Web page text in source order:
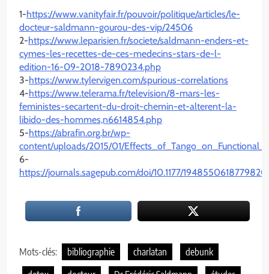
1-https://www.vanityfair.fr/pouvoir/politique/articles/le-
docteur-saldmann-gourou-des-vip/24506
2-https://www.leparisien.fr/societe/saldmann-enders-et-
cymes-les-recettes-de-ces-medecins-stars-de-l-
edition-16-09-2018-7890234.php
3-https://www.tylervigen.com/spurious-correlations
4-https://www.telerama.fr/television/8-mars-les-
feministes-secartent-du-droit-chemin-et-alterent-la-
libido-des-hommes,n6614854.php
5-https://abrafin.org.br/wp-
content/uploads/2015/01/
6-
https://journals.sagepub.com/doi/10.1177/
Mots-clés: bibliographie charlatan
debunk